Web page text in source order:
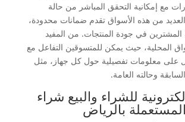
مع إمكانية التحقق المباشر من حالة
من هذه الأسواق تقدم ضمانات محدودة،
المشترين في جودة المنتجات. من المفيد
المحلية، حيث يمكن للمتسوقين التفاعل مع
على معلومات تفصيلية حول كل جهاز، مثل
وحالته العامة.
للشراء والبيع شراء
بالرياض